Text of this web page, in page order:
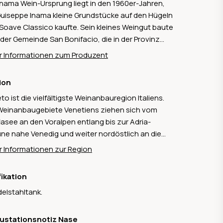
Wein-Ursprung liegt in den 1960er-Jahren,
Inama kleine Grundstücke auf den Hügeln
Classico kaufte. Sein kleines Weingut baute
Gemeinde San Bonifacio, die in der Provinz
resp. in der Region Venetien liegt. Heute wird
Böden. Sie sind mit den Weissweinsorten
Sauvignon Blanc und Chardonnay, sowie
Cabernet Sauvignon, Carmenère
bestockt. Stefano Inama gilt in Fachkreisen
Reinkarnation des Soave. Dank seiner
Arbeit zählt der Soave wieder zu den
Informationen zum Produzent
ist die vielfältigste Weinanbauregion Italiens.
Venetiens ziehen sich vom
an den Voralpen entlang bis zur Adria-
nahe Venedig und weiter nordöstlich an die
zum Friaul. Auf einer Fläche von rund 80'000
für die berühmten Amarone, Valpolicella und
bilden – angebaut.
Informationen zur Region
Nase